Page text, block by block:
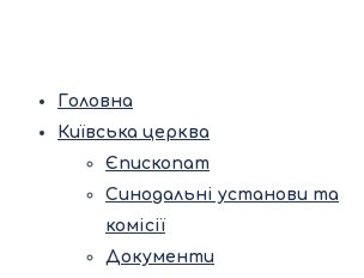
Головна
Київська церква
Єпископат
Синодальні установи та
комісії
Документи